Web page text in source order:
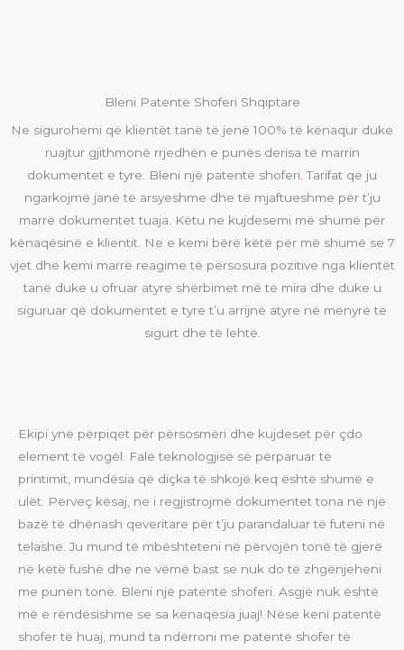
Bleni Patentë Shoferi Shqiptare
Ne sigurohemi që klientët tanë të jenë 100% të kënaqur duke
ruajtur gjithmonë rrjedhën e punës derisa të marrin
dokumentet e tyre
Bleni një patentë shoferi Tarifat që ju
ngarkojmë janë të arsyeshme dhe të mjaftueshme për t’ju
marrë dokumentet tuaja
Këtu ne kujdesemi më shumë për
kënaqësinë e klientit
Ne e kemi bërë këtë për më shumë se 7
vjet dhe kemi marrë reagime të përsosura pozitive nga klientët
tanë duke u ofruar atyre shërbimet më të mira dhe duke u
siguruar që dokumentet e tyre t’u arrijnë atyre në mënyrë të
sigurt dhe të lehtë
Ekipi ynë përpiqet për përsosmëri dhe kujdeset për çdo
element të vogël. Falë teknologjisë së përparuar të
printimit, mundësia që diçka të shkojë keq është shumë e
ulët
Përveç kësaj, ne i regjistrojmë dokumentet tona në një
bazë të dhënash qeveritare për t’ju parandaluar të futeni në
telashe Ju mund të mbështeteni në përvojën tonë të gjerë
në këtë fushë dhe ne vëmë bast se nuk do të zhgënjeheni
me punën tonë
Bleni një patentë shoferi Asgjë nuk është
më e rëndësishme se sa kënaqësia juaj! Nëse keni patentë
shofer të huaj, mund ta ndërroni me patentë shofer të